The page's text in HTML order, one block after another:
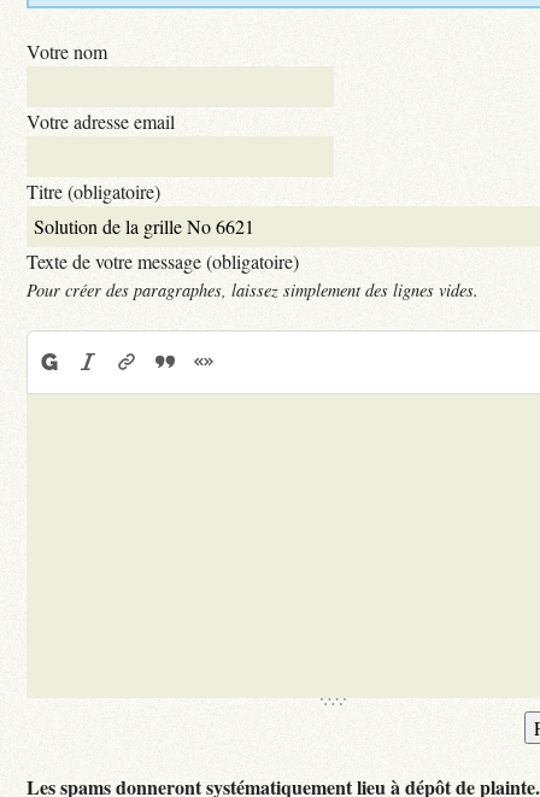
Votre nom
Votre adresse email
Titre (obligatoire)
Texte de votre message (obligatoire)
Pour créer des paragraphes, laissez simplement des lignes vides.
Les spams donneront systématiquement lieu à dépôt de